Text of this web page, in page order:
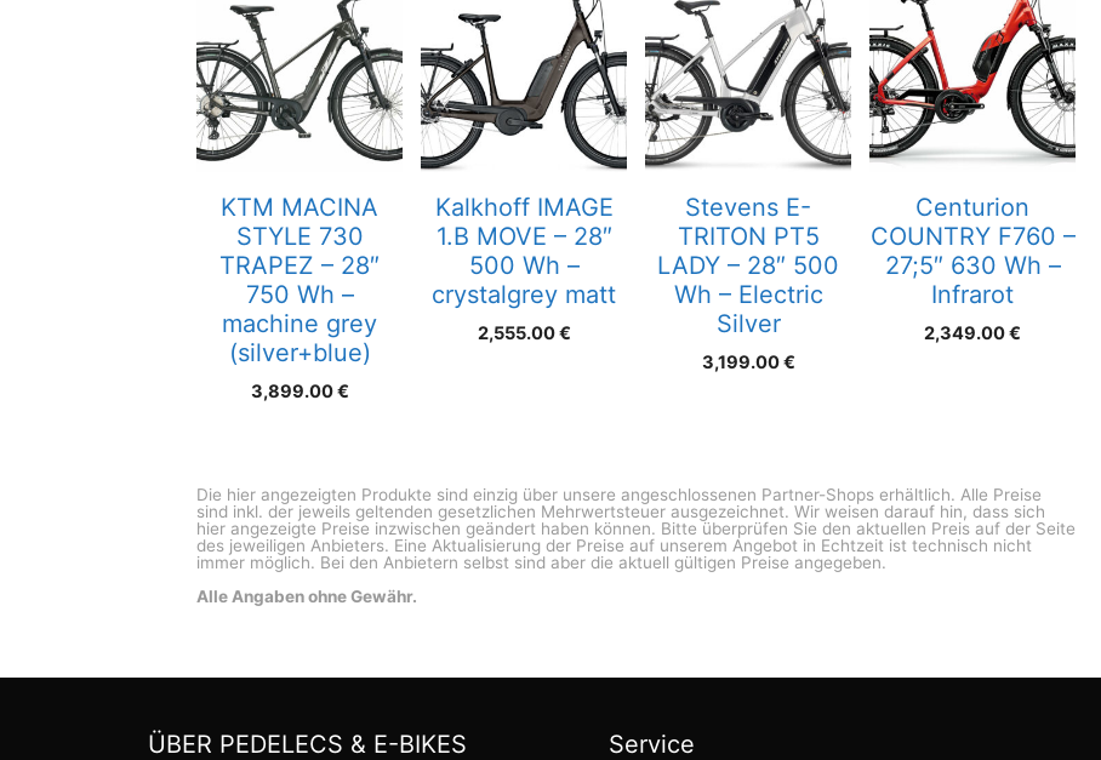
KTM MACINA
STYLE 730
TRAPEZ – 28″
750 Wh –
machine grey
(silver+blue)
3,899.00€
Kalkhoff IMAGE
1.B MOVE – 28″
500 Wh –
crystalgrey matt
2,555.00€
Stevens E-
TRITON PT5
LADY – 28″ 500
Wh – Electric
Silver
3,199.00€
Centurion
COUNTRY F760 –
27;5″ 630 Wh –
Infrarot
2,349.00€
Die hier angezeigten Produkte sind einzig über unsere angeschlossenen Partner-Shops erhältlich. Alle Preise
sind inkl. der jeweils geltenden gesetzlichen Mehrwertsteuer ausgezeichnet. Wir weisen darauf hin, dass sich
hier angezeigte Preise inzwischen geändert haben können. Bitte überprüfen Sie den aktuellen Preis auf der Seite
des jeweiligen Anbieters. Eine Aktualisierung der Preise auf unserem Angebot in Echtzeit ist technisch nicht
immer möglich. Bei den Anbietern selbst sind aber die aktuell gültigen Preise angegeben.
Alle Angaben ohne Gewähr.
ÜBER PEDELECS & E-BIKES Service